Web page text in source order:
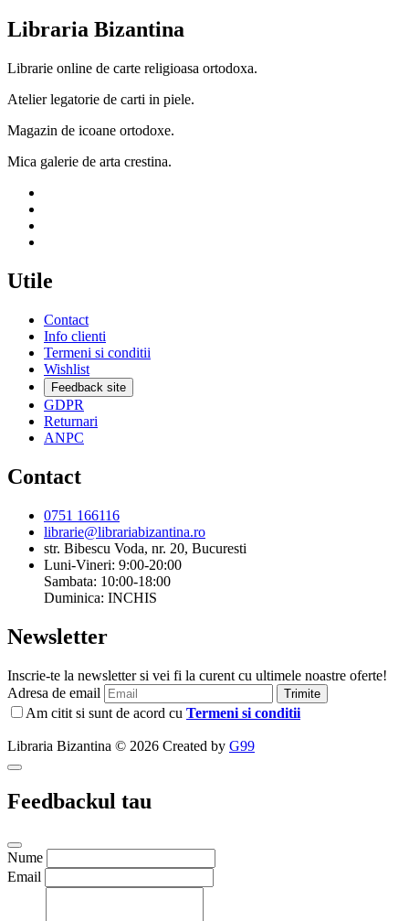
Libraria Bizantina
Librarie online de carte religioasa ortodoxa.
Atelier legatorie de carti in piele.
Magazin de icoane ortodoxe.
Mica galerie de arta crestina.
Utile
Contact
Info clienti
Termeni si conditii
Wishlist
Feedback site
GDPR
Returnari
ANPC
Contact
0751 166116
librarie@librariabizantina.ro
str. Bibescu Voda, nr. 20, Bucuresti
Luni-Vineri: 9:00-20:00
Sambata: 10:00-18:00
Duminica: INCHIS
Newsletter
Inscrie-te la newsletter si vei fi la curent cu ultimele noastre oferte!
Adresa de email
Trimite
Am citit si sunt de acord cu Termeni si conditii
Libraria Bizantina © 2026 Created by G99
Feedbackul tau
Nume
Email